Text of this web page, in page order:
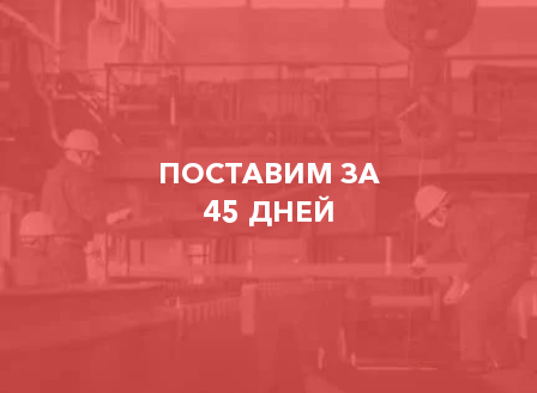
ПОСТАВИМ ЗА
45 ДНЕЙ